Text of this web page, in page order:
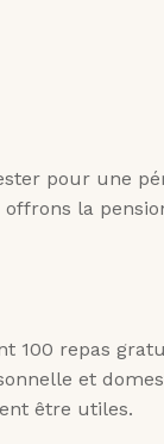
pour une
la
repas
et
être utiles.